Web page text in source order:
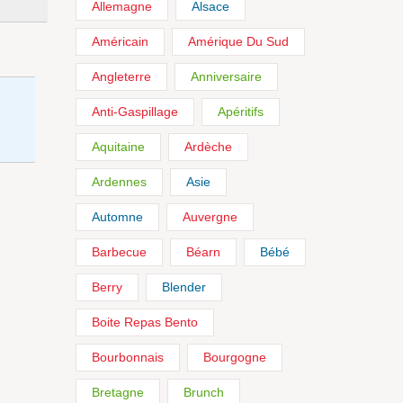
Allemagne Alsace
Américain Amérique Du Sud
Angleterre Anniversaire
Anti-Gaspillage Apéritifs
Aquitaine Ardèche
Ardennes Asie
Automne Auvergne
Barbecue Béarn Bébé
Berry Blender
Boite Repas Bento
Bourbonnais Bourgogne
Bretagne Brunch